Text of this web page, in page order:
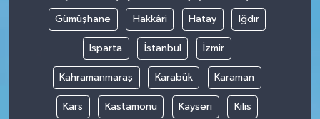
Gümüşhane Hakkâri Hatay Iğdır
Isparta İstanbul İzmir
Kahramanmaraş Karabük Karaman
Kars Kastamonu Kayseri Kilis